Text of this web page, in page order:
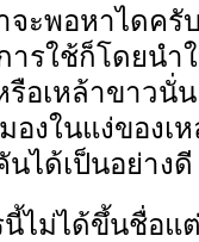
ะพอหาไดครั
ารใช้ก็โดยน
รือเหล้าขาวนั่
องในแง่ของ
ได้เป็นอย่างดี
ไม่ได้ขึ้นชื่อแ